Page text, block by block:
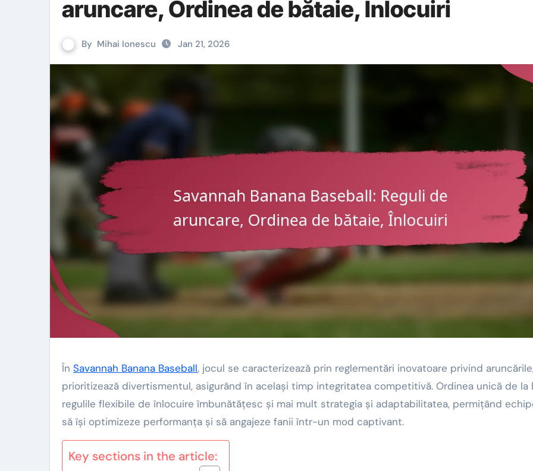
aruncare, Ordinea de bătaie, Înlocuiri
By Mihai Ionescu Jan 21, 2026
În Savannah Banana Baseball, jocul se caracterizează prin reglementări inovatoare privind
prioritizează divertismentul, asigurând în același timp integritatea competitivă. Ordinea unică de la
regulile flexibile de înlocuire îmbunătățesc și mai mult strategia și adaptabilitatea, permițând
să își optimizeze performanța și să angajeze fanii într-un mod captivant.
Key sections in the article: